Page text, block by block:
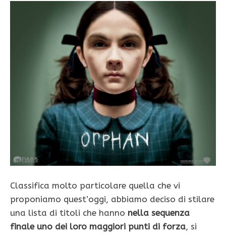
Classifica molto particolare quella che vi
proponiamo quest’oggi, abbiamo deciso di stilare
una lista di titoli che hanno nella sequenza
finale uno dei loro maggiori punti di forza, si